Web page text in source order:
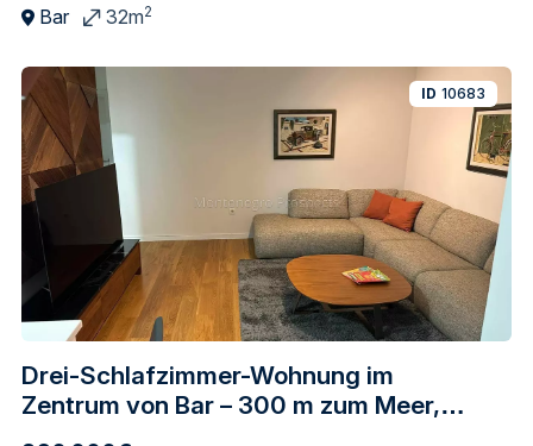
Bar 32m2
Drei-Schlafzimmer-Wohnung im
Zentrum von Bar – 300 m zum Meer,
ID 10683